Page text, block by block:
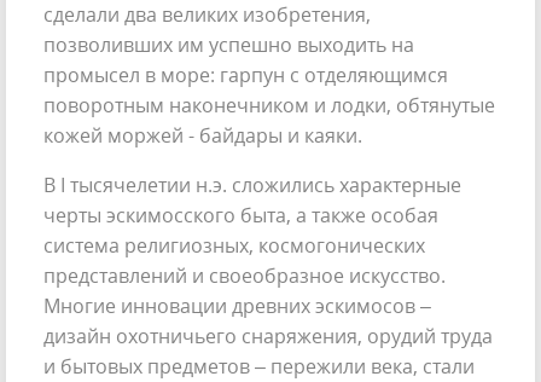
сделали два великих изобретения,
позволивших им успешно выходить на
промысел в море: гарпун с отделяющимся
поворотным наконечником и лодки, обтянутые
кожей моржей - байдары и каяки.
В I тысячелетии н.э. сложились характерные
черты эскимосского быта, а также особая
система религиозных, космогонических
представлений и своеобразное искусство.
Многие инновации древних эскимосов –
дизайн охотничьего снаряжения, орудий труда
и бытовых предметов – пережили века, стали